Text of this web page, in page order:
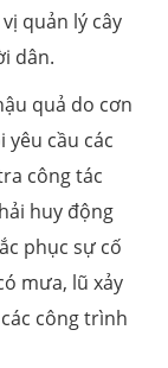
quản lý cây
dân.
quả do cơn
yêu cầu các
công tác
huy động
phục sự cố
mưa, lũ xảy
công trình